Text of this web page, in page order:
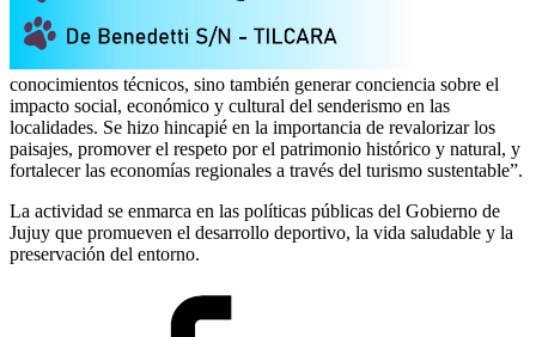
conocimientos técnicos, sino también generar conciencia sobre el
impacto social, económico y cultural del senderismo en las
localidades. Se hizo hincapié en la importancia de revalorizar los
paisajes, promover el respeto por el patrimonio histórico y natural, y
fortalecer las economías regionales a través del turismo sustentable”.
La actividad se enmarca en las políticas públicas del Gobierno de
Jujuy que promueven el desarrollo deportivo, la vida saludable y la
preservación del entorno.